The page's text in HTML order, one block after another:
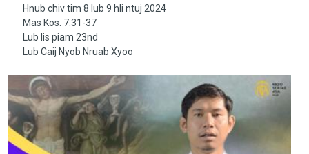
Hnub chiv tim 8 lub 9 hli ntuj 2024
Mas Kos. 7:31-37
Lub lis piam 23nd
Lub Caij Nyob Nruab Xyoo